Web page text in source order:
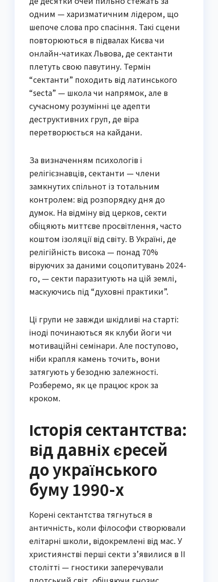
одним — харизматичним лідером, що
шепоче слова про спасіння. Такі сцени
повторюються в підвалах Києва чи
онлайн-чатиках Львова, де сектанти
плетуть свою павутину. Термін
“сектанти” походить від латинського
“secta” — школа чи напрямок, але в
сучасному розумінні це адепти
деструктивних груп, де віра
перетворюється на кайдани.
За визначенням психологів і
релігієзнавців, сектанти — члени
замкнутих спільнот із тотальним
контролем: від розпорядку дня до
думок. На відміну від церков, секти
обіцяють миттєве просвітлення, часто
коштом ізоляції від світу. В Україні, де
релігійність висока — понад 70%
віруючих за даними соцопитувань 2024-
го, — секти паразитують на цій землі,
маскуючись під “духовні практики”.
Ці групи не завжди шкідливі на старті:
іноді починаються як клуби йоги чи
мотиваційні семінари. Але поступово,
ніби крапля камень точить, вони
затягують у безодню залежності.
Розберемо, як це працює крок за
кроком.
Історія сектантства:
від давніх єресей
до українського
буму 1990-х
Корені сектантства тягнуться в
античність, коли філософи створювали
елітарні школи, відокремлені від мас. У
християнстві перші секти з’явилися в II
столітті — гностики заперечували